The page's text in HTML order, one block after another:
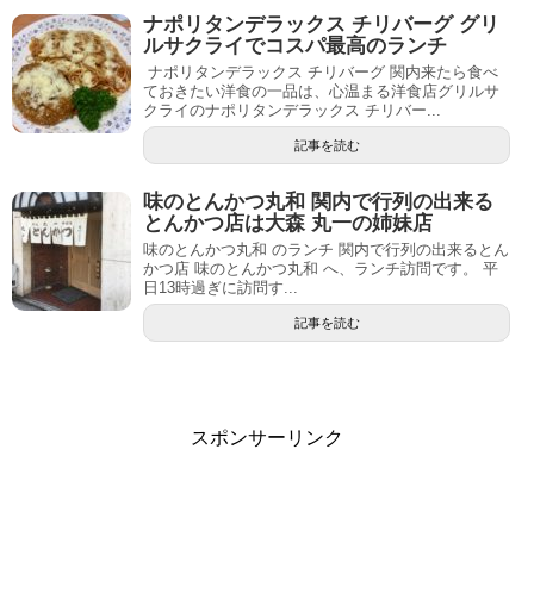
ナポリタンデラックス チリバーグ グリ
ルサクライでコスパ最高のランチ
ナポリタンデラックス チリバーグ 関内来たら食べ
ておきたい洋食の一品は、心温まる洋食店グリルサ
クライのナポリタンデラックス チリバー...
記事を読む
味のとんかつ丸和 関内で行列の出来る
とんかつ店は大森 丸一の姉妹店
味のとんかつ丸和 のランチ 関内で行列の出来るとん
かつ店 味のとんかつ丸和 へ、ランチ訪問です。 平
日13時過ぎに訪問す...
記事を読む
スポンサーリンク